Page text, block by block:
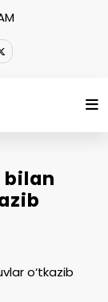
o‘tkazib